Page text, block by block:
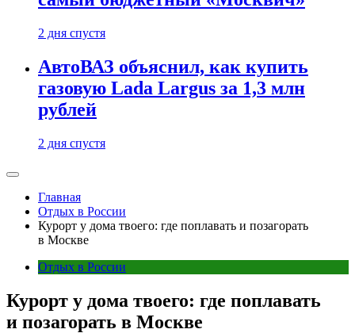
2 дня спустя
АвтоВАЗ объяснил, как купить
газовую Lada Largus за 1,3 млн
рублей
2 дня спустя
Главная
Отдых в России
Курорт у дома твоего: где поплавать и позагорать
в Москве
Отдых в России
Курорт у дома твоего: где поплавать
и позагорать в Москве